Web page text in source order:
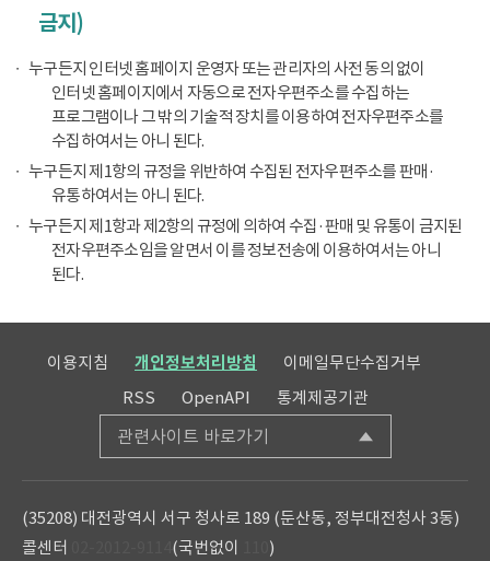
금지)
누구든지 인터넷 홈페이지 운영자 또는 관리자의 사전 동의 없이
인터넷 홈페이지에서 자동으로 전자우편주소를 수집하는
프로그램이나 그 밖의 기술적 장치를 이용하여 전자우편주소를
수집하여서는 아니 된다.
누구든지 제1항의 규정을 위반하여 수집된 전자우편주소를 판매·
유통하여서는 아니 된다.
누구든지 제1항과 제2항의 규정에 의하여 수집·판매 및 유통이 금지된
전자우편주소임을 알면서 이를 정보전송에 이용하여서는 아니
된다.
이용지침 개인정보처리방침
이메일무단수집거부
RSS
OpenAPI 통계제공기관
관련사이트 바로가기
(35208) 대전광역시 서구 청사로 189 (둔산동, 정부대전청사 3동)
콜센터
(국번없이 )